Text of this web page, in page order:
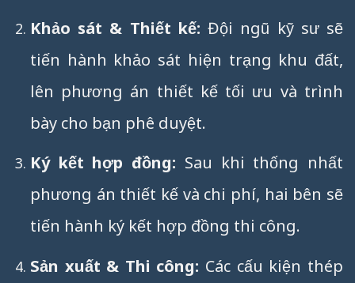
Khảo sát & Thiết kế: Đội ngũ kỹ sư sẽ
tiến hành khảo sát hiện trạng khu đất,
lên phương án thiết kế tối ưu và trình
bày cho bạn phê duyệt.
Ký kết hợp đồng: Sau khi thống nhất
phương án thiết kế và chi phí, hai bên sẽ
tiến hành ký kết hợp đồng thi công.
Sản xuất & Thi công: Các cấu kiện thép